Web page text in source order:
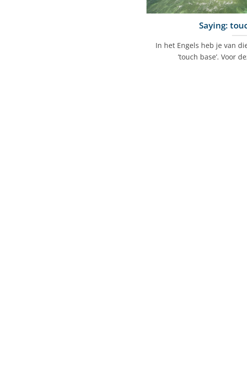
Saying:
In het Engels heb je van
’touch base’. Voor